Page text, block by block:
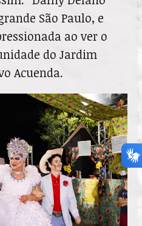
São Paulo, e
ao ver o
do Jardim
Acuenda.